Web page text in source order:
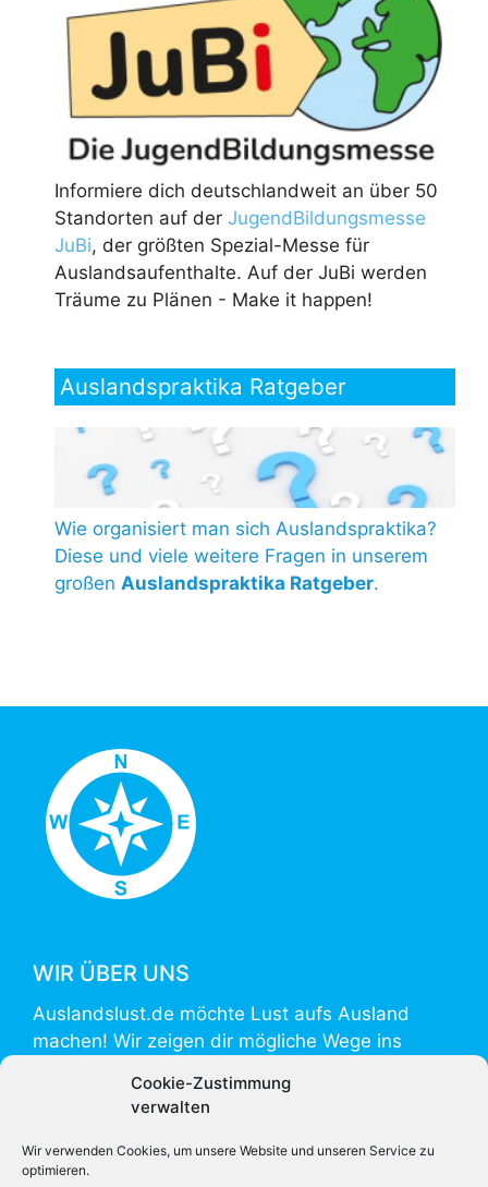
Cookie-Zustimmung
verwalten
Wir verwenden Cookies, um unsere Website und unseren Service zu
optimieren.
Informiere dich deutschlandweit an über 50
Standorten auf der JugendBildungsmesse
JuBi, der größten Spezial-Messe für
Auslandsaufenthalte. Auf der JuBi werden
Träume zu Plänen - Make it happen!
Auslandspraktika Ratgeber
Wie organisiert man sich Auslandspraktika?
Diese und viele weitere Fragen in unserem
großen Auslandspraktika Ratgeber.
WIR ÜBER UNS
Auslandslust.de möchte Lust aufs Ausland
machen! Wir zeigen dir mögliche Wege ins
Vorbereitung und Umsetzung.
Auslandslust.de is powered byweltweiser.